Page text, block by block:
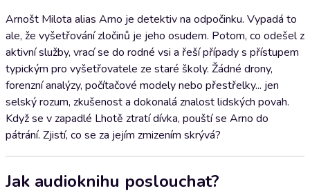
Arnošt Milota alias Arno je detektiv na odpočinku. Vypadá to
ale, že vyšetřování zločinů je jeho osudem. Potom, co odešel z
aktivní služby, vrací se do rodné vsi a řeší případy s přístupem
typickým pro vyšetřovatele ze staré školy. Žádné drony,
forenzní analýzy, počítačové modely nebo přestřelky... jen
selský rozum, zkušenost a dokonalá znalost lidských povah.
Když se v zapadlé Lhotě ztratí dívka, pouští se Arno do
pátrání. Zjistí, co se za jejím zmizením skrývá?
Jak audioknihu poslouchat?